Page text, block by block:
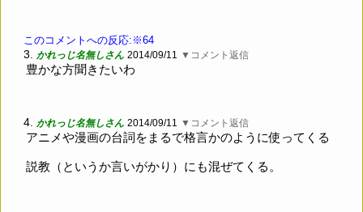
このコメントへの反応:※64
3. かれっじ名無しさん 2014/09/11 ▼コメント返信
豊かな方聞きたいわ
4. かれっじ名無しさん 2014/09/11 ▼コメント返信
アニメや漫画の台詞をまるで格言かのように使ってくる
説教（というか言いがかり）にも混ぜてくる。